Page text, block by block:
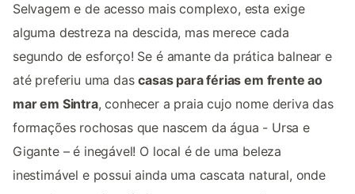
Selvagem e de acesso mais complexo, esta exige
alguma destreza na descida, mas merece cada
segundo de esforço! Se é amante da prática balnear e
até preferiu uma dascasas para férias em frente ao
mar em Sintra, conhecer a praia cujo nome deriva das
formações rochosas que nascem da água - Ursa e
Gigante – é inegável! O local é de uma beleza
inestimável e possui ainda uma cascata natural, onde